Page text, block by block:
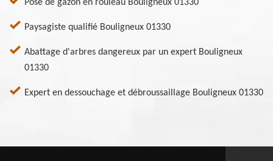
Pose de gazon en rouleau Bouligneux 01330
Paysagiste qualifié Bouligneux 01330
Abattage d'arbres dangereux par un expert Bouligneux
01330
Expert en dessouchage et débroussaillage Bouligneux 01330